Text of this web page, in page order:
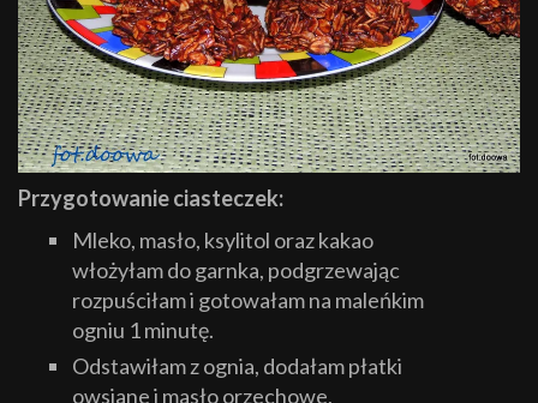
Przygotowanie ciasteczek:
Mleko, masło, ksylitol oraz kakao
włożyłam do garnka, podgrzewając
rozpuściłam i gotowałam na maleńkim
ogniu 1 minutę.
Odstawiłam z ognia, dodałam płatki
owsiane i masło orzechowe,